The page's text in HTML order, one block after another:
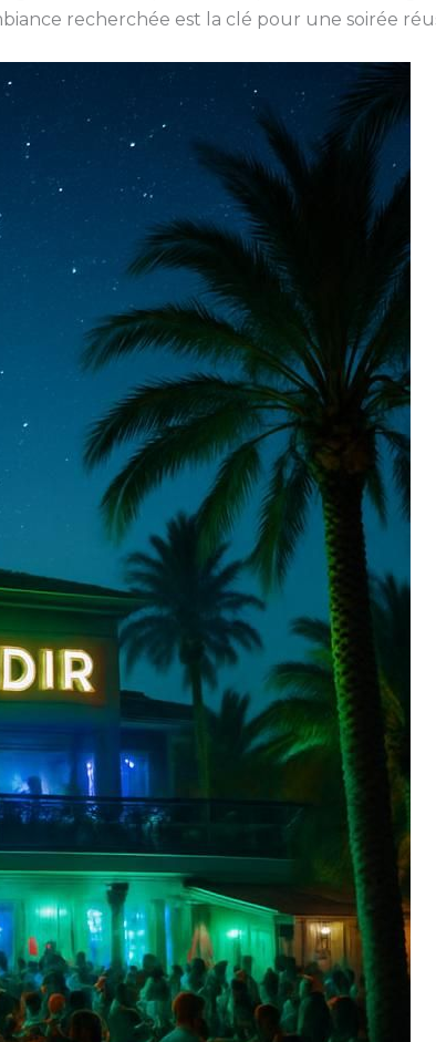
recherchée est la clé pour une soirée